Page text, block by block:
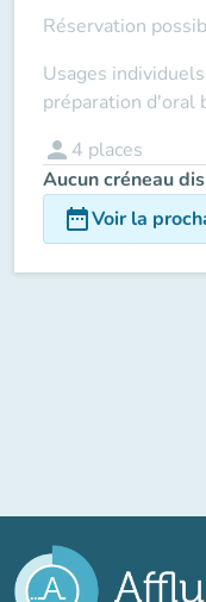
Réservation
Usages
préparation d'oral
person 4 places
Aucun créneau
date_rangeVoir la